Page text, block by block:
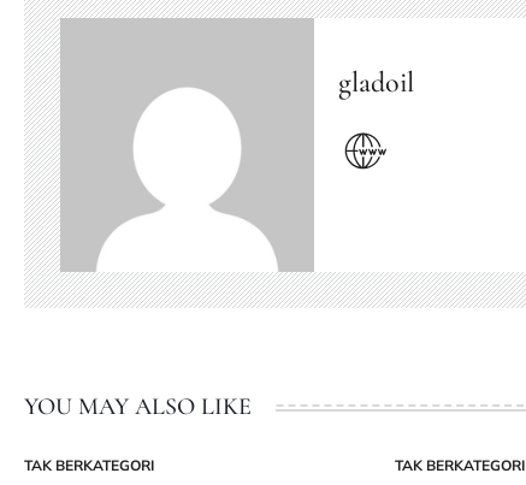
gladoil
YOU MAY ALSO LIKE
POSTED
TAK BERKATEGORI
POSTED
TAK BERKATEGORI